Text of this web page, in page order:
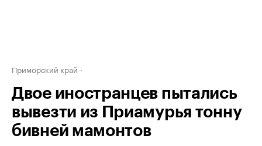
Приморский край
Двое иностранцев пытались
вывезти из Приамурья тонну
бивней мамонтов